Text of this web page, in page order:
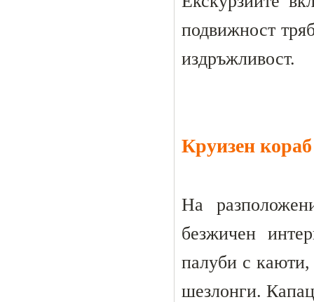
подвижност
издръжливост.
Круизен
На
безжичен
палуби с каюти,
шезлонги.